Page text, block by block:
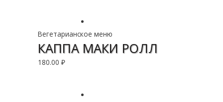
Вегетарианское меню
КАППА МАКИ РОЛЛ
180.00 ₽